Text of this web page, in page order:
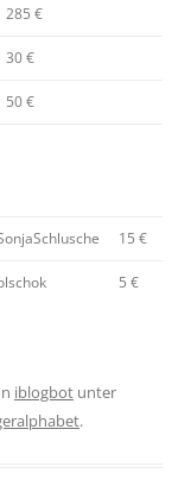
285 €
30 €
50 €
15 €
5 €
iblogbot unter
.